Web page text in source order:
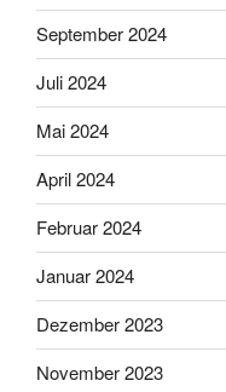
September 2024
Juli 2024
Mai 2024
April 2024
Februar 2024
Januar 2024
Dezember 2023
November 2023